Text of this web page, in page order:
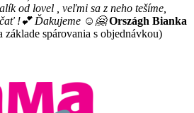
od lovel , veľmi sa z neho tešíme,
!💕 Ďakujeme ☺️🤗 Országh Bianka
základe spárovania s objednávkou)